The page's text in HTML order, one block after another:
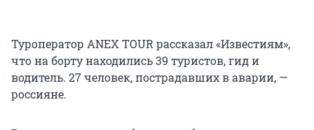
Туроператор ANEX TOUR рассказал «Известиям»,
что на борту находились 39 туристов, гид и
водитель. 27 человек, пострадавших в аварии, —
россияне.